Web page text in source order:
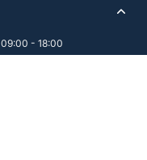
09:00 - 18:00